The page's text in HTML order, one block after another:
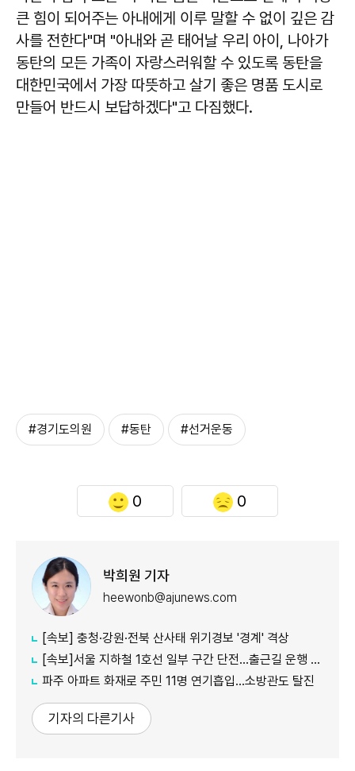
큰 힘이 되어주는 아내에게 이루 말할 수 없이 깊은 감
사를 전한다"며 "아내와 곧 태어날 우리 아이, 나아가
동탄의 모든 가족이 자랑스러워할 수 있도록 동탄을
대한민국에서 가장 따뜻하고 살기 좋은 명품 도시로
만들어 반드시 보답하겠다"고 다짐했다.
#경기도의원 #동탄 #선거운동
0 0
박희원 기자
heewonb@ajunews.com
[속보] 충청·강원·전북 산사태 위기경보 '경계' 격상
[속보]서울 지하철 1호선 일부 구간 단전…출근길 운행 지연
파주 아파트 화재로 주민 11명 연기흡입…소방관도 탈진
기자의 다른기사